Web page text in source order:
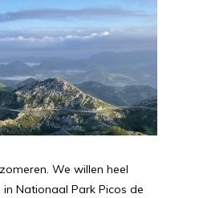
We willen heel
Nationaal Park Picos de